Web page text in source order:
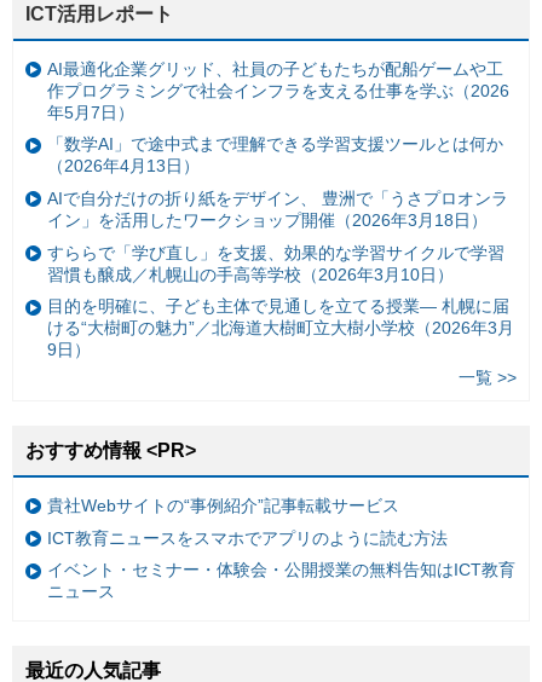
ICT活用レポート
AI最適化企業グリッド、社員の子どもたちが配船ゲームや工
作プログラミングで社会インフラを支える仕事を学ぶ（2026
年5月7日）
「数学AI」で途中式まで理解できる学習支援ツールとは何か
（2026年4月13日）
AIで自分だけの折り紙をデザイン、 豊洲で「うさプロオンラ
イン」を活用したワークショップ開催（2026年3月18日）
すららで「学び直し」を支援、効果的な学習サイクルで学習
習慣も醸成／札幌山の手高等学校（2026年3月10日）
目的を明確に、子ども主体で見通しを立てる授業— 札幌に届
ける“大樹町の魅力”／北海道大樹町立大樹小学校（2026年3月
9日）
一覧 >>
おすすめ情報 <PR>
貴社Webサイトの“事例紹介”記事転載サービス
ICT教育ニュースをスマホでアプリのように読む方法
イベント・セミナー・体験会・公開授業の無料告知はICT教育
ニュース
最近の人気記事